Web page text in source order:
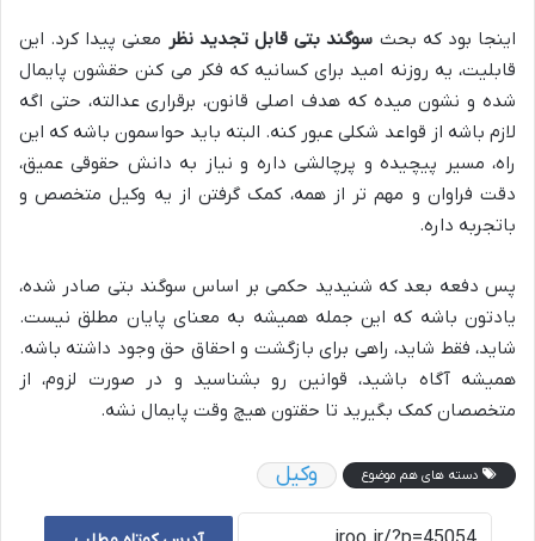
اینجا بود که بحث سوگند بتی قابل تجدید نظر معنی پیدا کرد. این
قابلیت، یه روزنه امید برای کسانیه که فکر می کنن حقشون پایمال
شده و نشون میده که هدف اصلی قانون، برقراری عدالته، حتی اگه
لازم باشه از قواعد شکلی عبور کنه. البته باید حواسمون باشه که این
راه، مسیر پیچیده و پرچالشی داره و نیاز به دانش حقوقی عمیق،
دقت فراوان و مهم تر از همه، کمک گرفتن از یه وکیل متخصص و
باتجربه داره.
پس دفعه بعد که شنیدید حکمی بر اساس سوگند بتی صادر شده،
یادتون باشه که این جمله همیشه به معنای پایان مطلق نیست.
شاید، فقط شاید، راهی برای بازگشت و احقاق حق وجود داشته باشه.
همیشه آگاه باشید، قوانین رو بشناسید و در صورت لزوم، از
متخصصان کمک بگیرید تا حقتون هیچ وقت پایمال نشه.
دسته های هم موضوع وکیل